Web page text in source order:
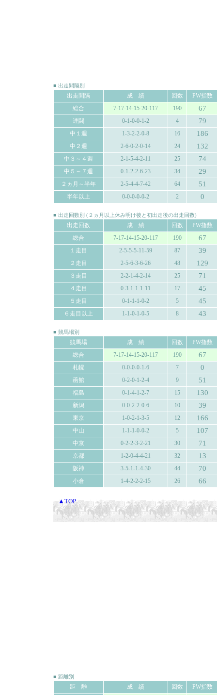
■ 出走間隔別
出走間隔 成 績 回数
PW指数
総合
7-17-14-15-20-117 190 67
連闘 0-1-0-0-1-2 4 79
中１週 1-3-2-2-0-8 16 186
中２週 2-6-0-2-0-14 24 132
中３～４週 2-1-5-4-2-11 25 74
中５～７週 0-1-2-2-6-23 34 29
２ヵ月～半年 2-5-4-4-7-42 64 51
半年以上 0-0-0-0-0-2 2 0
■ 出走回数別 (２ヵ月以上休み明け後と初出走後の出走回数)
出走回数 成 績 回数
PW指数
総合
7-17-14-15-20-117 190 67
１走目 2-5-5-5-11-59 87 39
２走目 2-5-6-3-6-26 48 129
３走目 2-2-1-4-2-14 25 71
４走目 0-3-1-1-1-11 17 45
５走目 0-1-1-1-0-2 5 45
６走目以上 1-1-0-1-0-5 8 43
■ 競馬場別
競馬場 成 績 回数
PW指数
総合
7-17-14-15-20-117 190 67
札幌 0-0-0-0-1-6 7 0
函館 0-2-0-1-2-4 9 51
福島 0-1-4-1-2-7 15 130
新潟 0-0-2-2-0-6 10 39
東京 1-0-2-1-3-5 12 166
中山 1-1-1-0-0-2 5 107
中京 0-2-2-3-2-21 30 71
京都 1-2-0-4-4-21 32 13
阪神 3-5-1-1-4-30 44 70
小倉 1-4-2-2-2-15 26 66
▲TOP
■ 距離別
距 離 成 績 回数
PW指数